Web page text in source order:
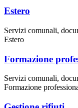
Estero
Servizi comunali,
Estero
Formazione
Servizi comunali,
Formazione